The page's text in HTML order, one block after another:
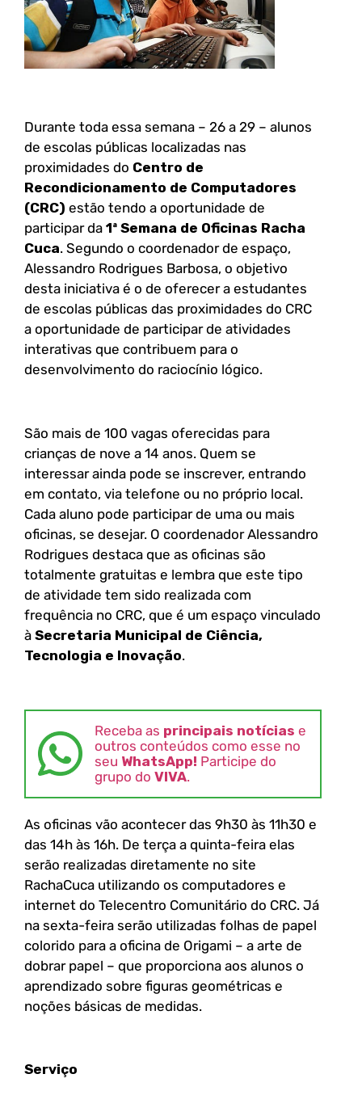
Durante toda essa semana – 26 a 29 – alunos
de escolas públicas localizadas nas
proximidades do Centro de
Recondicionamento de Computadores
(CRC) estão tendo a oportunidade de
participar da 1ª Semana de Oficinas Racha
Cuca. Segundo o coordenador de espaço,
Alessandro Rodrigues Barbosa, o objetivo
desta iniciativa é o de oferecer a estudantes
de escolas públicas das proximidades do CRC
a oportunidade de participar de atividades
interativas que contribuem para o
desenvolvimento do raciocínio lógico.
São mais de 100 vagas oferecidas para
crianças de nove a 14 anos. Quem se
interessar ainda pode se inscrever, entrando
em contato, via telefone ou no próprio local.
Cada aluno pode participar de uma ou mais
oficinas, se desejar. O coordenador Alessandro
Rodrigues destaca que as oficinas são
totalmente gratuitas e lembra que este tipo
de atividade tem sido realizada com
frequência no CRC, que é um espaço vinculado
à Secretaria Municipal de Ciência,
Tecnologia e Inovação.
Receba as principais notícias e
outros conteúdos como esse no
seu WhatsApp! Participe do
grupo do VIVA.
As oficinas vão acontecer das 9h30 às 11h30 e
das 14h às 16h. De terça a quinta-feira elas
serão realizadas diretamente no site
RachaCuca utilizando os computadores e
internet do Telecentro Comunitário do CRC. Já
na sexta-feira serão utilizadas folhas de papel
colorido para a oficina de Origami – a arte de
dobrar papel – que proporciona aos alunos o
aprendizado sobre figuras geométricas e
noções básicas de medidas.
Serviço